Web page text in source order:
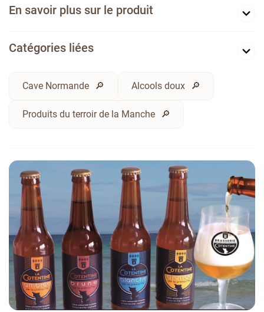
En savoir plus sur le produit
Catégories liées
Cave Normande Alcools doux
Produits du terroir de la Manche